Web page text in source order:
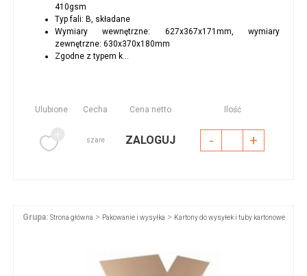
410gsm
Typ fali: B, składane
Wymiary wewnętrzne: 627x367x171mm, wymiary
zewnętrzne: 630x370x180mm
Zgodne z typem k...
Ulubione Cecha Cena netto Ilość
szare ZALOGUJ - +
Grupa: Strona główna > Pakowanie i wysyłka > Kartony do wysyłek i tuby kartonowe